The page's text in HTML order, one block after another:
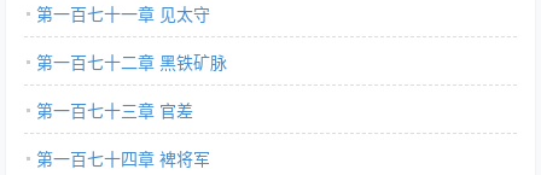
第一百七十一章 见太守
第一百七十二章 黑铁矿脉
第一百七十三章 官差
第一百七十四章 裨将军